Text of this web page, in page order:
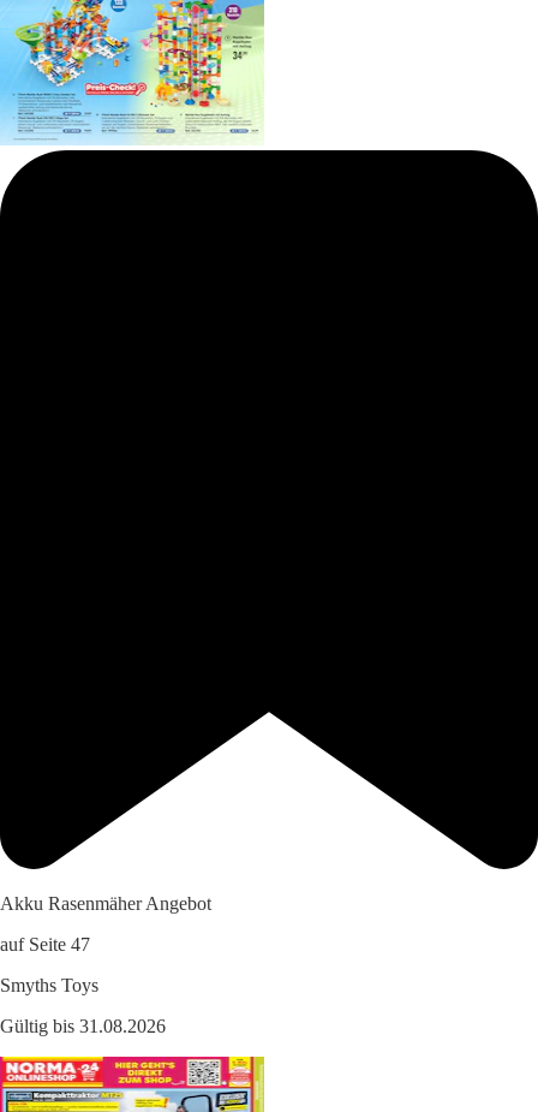
Akku Rasenmäher Angebot
auf Seite 47
Smyths Toys
Gültig bis 31.08.2026